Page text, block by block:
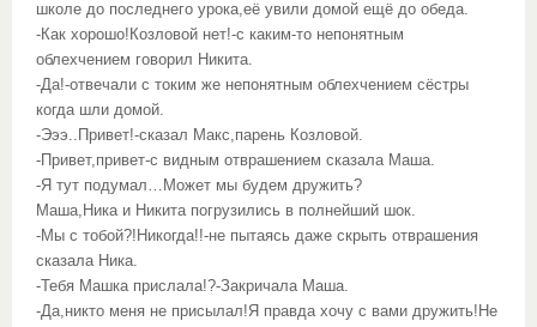
школе до последнего урока,её увили домой ещё до обеда.
-Как хорошо!Козловой нет!-с каким-то непонятным
облехчением говорил Никита.
-Да!-отвечали с токим же непонятным облехчением сёстры
когда шли домой.
-Эээ..Привет!-сказал Макс,парень Козловой.
-Привет,привет-с видным отврашением сказала Маша.
-Я тут подумал…Может мы будем дружить?
Маша,Ника и Никита погрузились в полнейший шок.
-Мы с тобой?!Никогда!!-не пытаясь даже скрыть отврашения
сказала Ника.
-Тебя Машка прислала!?-Закричала Маша.
-Да,никто меня не присылал!Я правда хочу с вами дружить!Не